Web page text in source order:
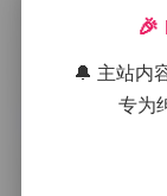
到极致。本期
味其中的细节。
抖音
🎉
🔔 主站内
专为